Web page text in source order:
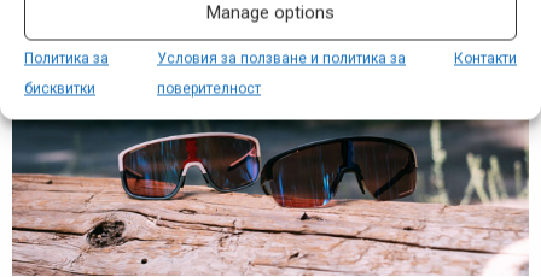
Manage options
Политика за
бисквитки
Условия за ползване и политика за
поверителност
Контакти